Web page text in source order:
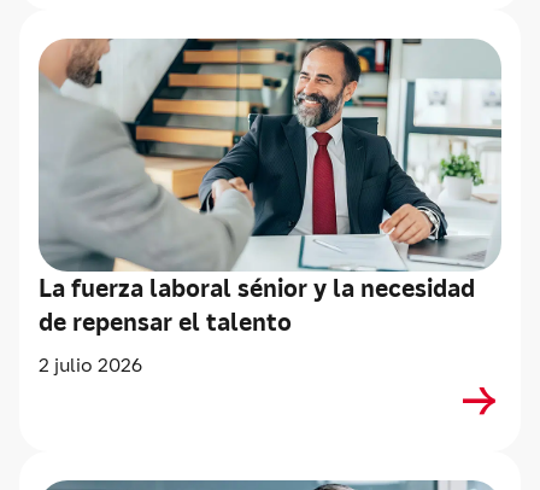
La fuerza laboral sénior y la necesidad
de repensar el talento
2 julio 2026